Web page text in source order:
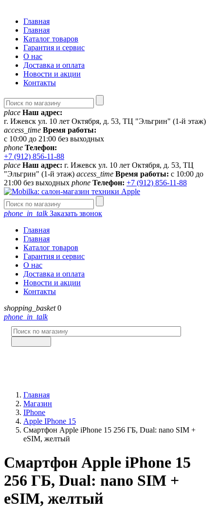
Главная
Главная
Каталог товаров
Гарантия и сервис
О нас
Доставка и оплата
Новости и акции
Контакты
place Наш адрес:
г. Ижевск ул. 10 лет Октября, д. 53, ТЦ "Эльгрин" (1-й этаж)
access_time Время работы:
с 10:00 до 21:00 без выходных
phone Телефон:
+7 (912) 856-11-88
place Наш адрес: г. Ижевск ул. 10 лет Октября, д. 53, ТЦ
"Эльгрин" (1-й этаж) access_time Время работы: с 10:00 до
21:00 без выходных phone Телефон: +7 (912) 856-11-88
phone_in_talkЗаказать звонок
Главная
Главная
Каталог товаров
Гарантия и сервис
О нас
Доставка и оплата
Новости и акции
Контакты
shopping_basket 0
phone_in_talk
Главная
Магазин
IPhone
Apple IPhone 15
Смартфон Apple iPhone 15 256 ГБ, Dual: nano SIM +
eSIM, желтый
Смартфон Apple iPhone 15
256 ГБ, Dual: nano SIM +
eSIM, желтый